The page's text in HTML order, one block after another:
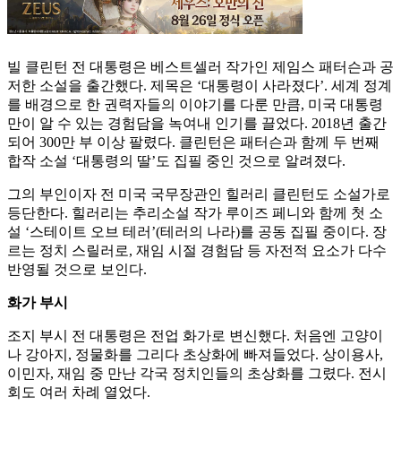
빌 클린턴 전 대통령은 베스트셀러 작가인 제임스 패터슨과 공
저한 소설을 출간했다. 제목은 ‘대통령이 사라졌다’. 세계 정계
를 배경으로 한 권력자들의 이야기를 다룬 만큼, 미국 대통령
만이 알 수 있는 경험담을 녹여내 인기를 끌었다. 2018년 출간
되어 300만 부 이상 팔렸다. 클린턴은 패터슨과 함께 두 번째
합작 소설 ‘대통령의 딸’도 집필 중인 것으로 알려졌다.
그의 부인이자 전 미국 국무장관인 힐러리 클린턴도 소설가로
등단한다. 힐러리는 추리소설 작가 루이즈 페니와 함께 첫 소
설 ‘스테이트 오브 테러’(테러의 나라)를 공동 집필 중이다. 장
르는 정치 스릴러로, 재임 시절 경험담 등 자전적 요소가 다수
반영될 것으로 보인다.
화가 부시
조지 부시 전 대통령은 전업 화가로 변신했다. 처음엔 고양이
나 강아지, 정물화를 그리다 초상화에 빠져들었다. 상이용사,
이민자, 재임 중 만난 각국 정치인들의 초상화를 그렸다. 전시
회도 여러 차례 열었다.